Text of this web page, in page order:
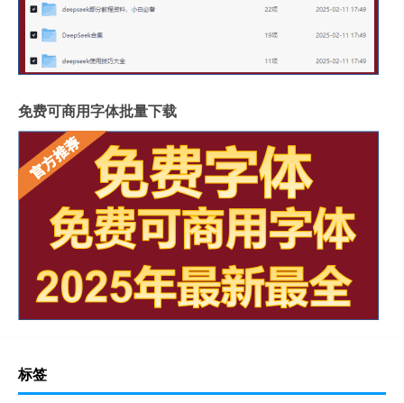
免费可商用字体批量下载
标签